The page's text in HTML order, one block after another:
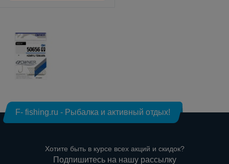
F- fishing.ru - Рыбалка и активный отдых!
Хотите быть в курсе всех акций и скидок?
Подпишитесь на нашу рассылку